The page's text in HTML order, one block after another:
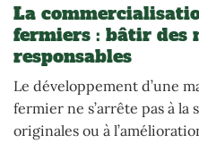
La
fermiers : bâtir des
responsables
Le développement d’une
fermier ne s’arrête pas à
originales ou à